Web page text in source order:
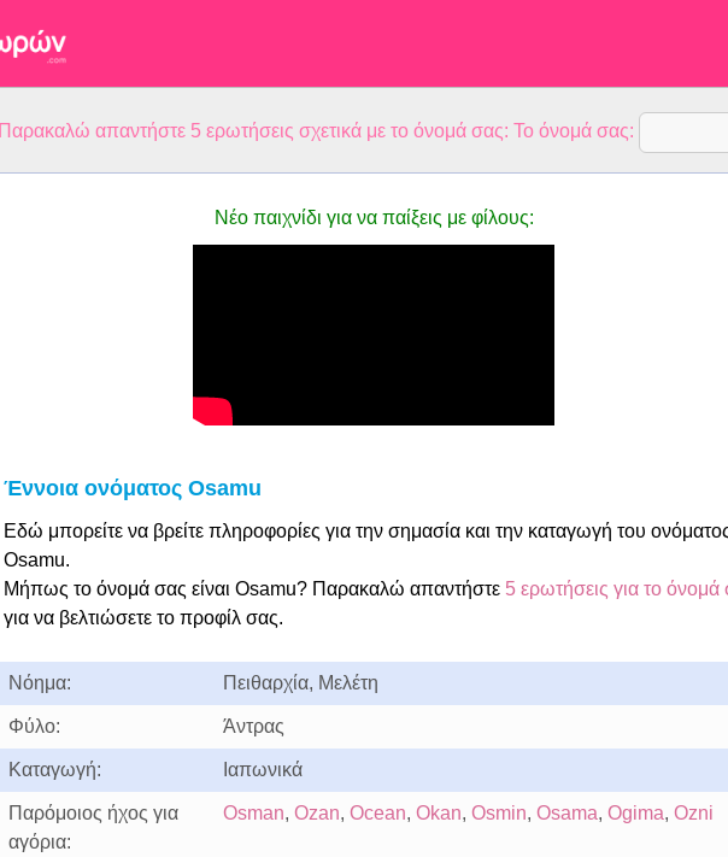
Παρακαλώ απαντήστε 5 ερωτήσεις σχετικά με το όνομά σας: Το όνομά σας:
Νέο παιχνίδι για να παίξεις με φίλους:
Έννοια ονόματος Osamu
Εδώ μπορείτε να βρείτε πληροφορίες για την σημασία και την καταγωγή του
Osamu.
Μήπως το όνομά σας είναι Osamu? Παρακαλώ απαντήστε5 ερωτήσεις για το όνομά
για να βελτιώσετε το προφίλ σας.
Νόημα: Πειθαρχία, Μελέτη
Φύλο: Άντρας
Καταγωγή: Ιαπωνικά
Παρόμοιος ήχος για
αγόρια:
Osman, Ozan, Ocean, Okan, Osmin, Osama, Ogima, Ozni